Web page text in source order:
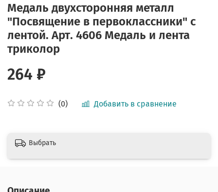
Медаль двухсторонняя металл
"Посвящение в первоклассники" с
лентой. Арт. 4606 Медаль и лента
триколор
(0) Добавить в сравнение
264 ₽
Выбрать